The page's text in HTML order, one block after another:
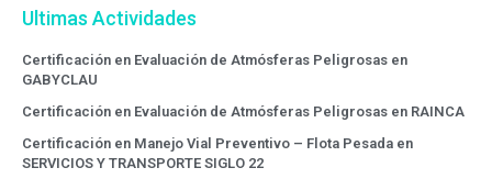
Ultimas Actividades
Certificación en Evaluación de Atmósferas Peligrosas en
GABYCLAU
Certificación en Evaluación de Atmósferas Peligrosas en RAINCA
Certificación en Manejo Vial Preventivo – Flota Pesada en
SERVICIOS Y TRANSPORTE SIGLO 22